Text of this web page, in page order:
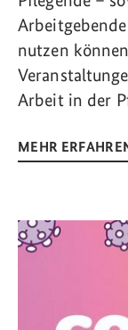
nutzen
Arbeit in der
MEHR